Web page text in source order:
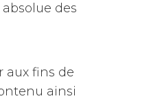
des
aux fins de
ainsi